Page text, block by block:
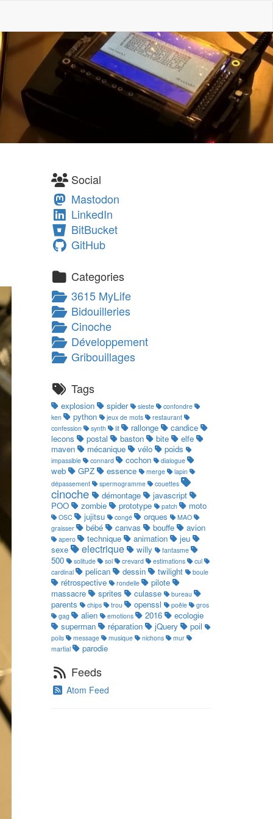
Social
Mastodon
LinkedIn
BitBucket
GitHub
Categories
3615 MyLife
Bidouilleries
Cinoche
Développement
Gribouillages
Tags
explosion spider sieste
confondre
ken
python jeux de mots
restaurant
confession
synth lit rallonge
candice
lecons
postal baston bite
elfe
maven
mécanique vélo poids
impassible connard cochon dialogue
web GPZ essence merge
lapin
dépassement
spermogramme couettes
cinoche démontage
javascript
POO
zombie prototype patch moto
OSC jujitsu congé orques
MAO
graisser
bébé canvas bouffe avion
apero technique animation
jeu
sexe
electrique willy fantasme
500 solitude sol crevard estimations
cul
cardinal
pelican dessin twilight boule
rétrospective rondelle
pilote
massacre
sprites culasse bureau
parents chips trou openssl poêle
gros
gag
alien emotions 2016
ecologie
superman
réparation jQuery poil
poils message musique nichons
mur
martial
parodie
Feeds
Atom Feed